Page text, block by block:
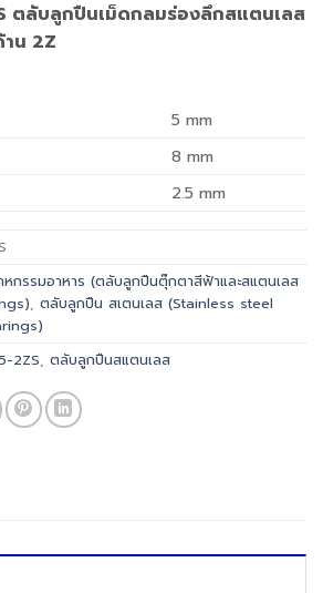
ตลับลูกปืนเม็ดกลมร่องลึกสแตนเลส
น 2Z
5 mm
8 mm
2.5 mm
กรรมอาหาร (ตลับลูกปืนตุ๊กตาสีฟ้าและสแตนเลส
, ตลับลูกปืน สเตนเลส (Stainless steel
2ZS, ตลับลูกปืนสแตนเลส